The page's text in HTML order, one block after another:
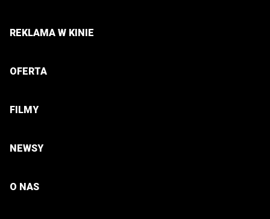
REKLAMA W KINIE
OFERTA
FILMY
NEWSY
O NAS